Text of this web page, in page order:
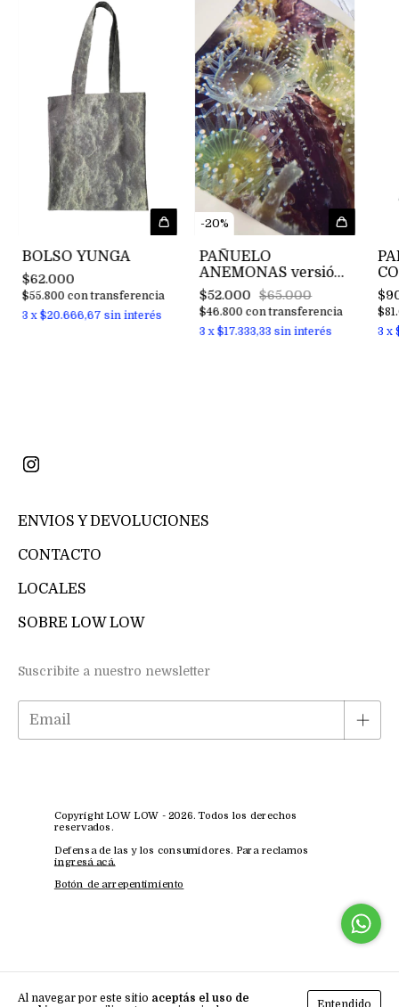
Al navegar por este sitio aceptás el uso de
Entendido
BOLSO YUNGA
$62.000
$55.800 con transferencia
3 x $20.666,67 sin interés
-20%
PAÑUELO
ANEMONAS versión
seda
$52.000 $65.000
$46.800con transferencia
3 x$17.333,33 sin interés
3 x
ENVIOS Y DEVOLUCIONES
CONTACTO
LOCALES
SOBRE LOW LOW
Suscribite a nuestro newsletter
Copyright LOW LOW - 2026. Todos los derechos
reservados.
Defensa de las y los consumidores. Para reclamos
ingresá acá.
Botón de arrepentimiento